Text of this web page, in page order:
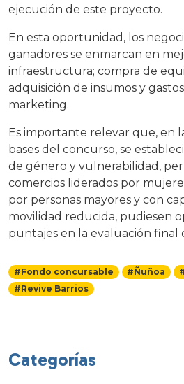
ejecución de este proyecto.
En esta oportunidad, los
ganadores se enmarcan en
infraestructura; compra de
adquisición de insumos y
marketing.
Es importante relevar que, en
bases del concurso, se
de género y vulnerabilidad,
comercios liderados por
por personas mayores y con
movilidad reducida, pudiesen
puntajes en la evaluación final
#Fondo concursable #Ñuñoa
#Revive Barrios
Categorías